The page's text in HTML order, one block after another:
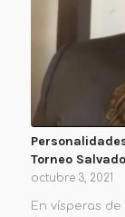
Torneo
octubre 3, 2021
En vísperas